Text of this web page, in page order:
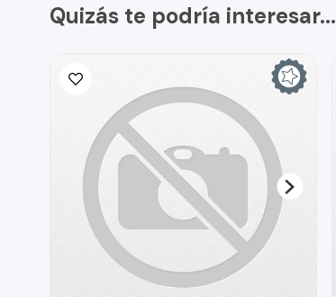
Quizás te podría interesar...